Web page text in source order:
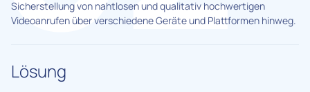
Sicherstellung von nahtlosen und qualitativ hochwertigen
Videoanrufen über verschiedene Geräte und Plattformen hinweg.
Lösung